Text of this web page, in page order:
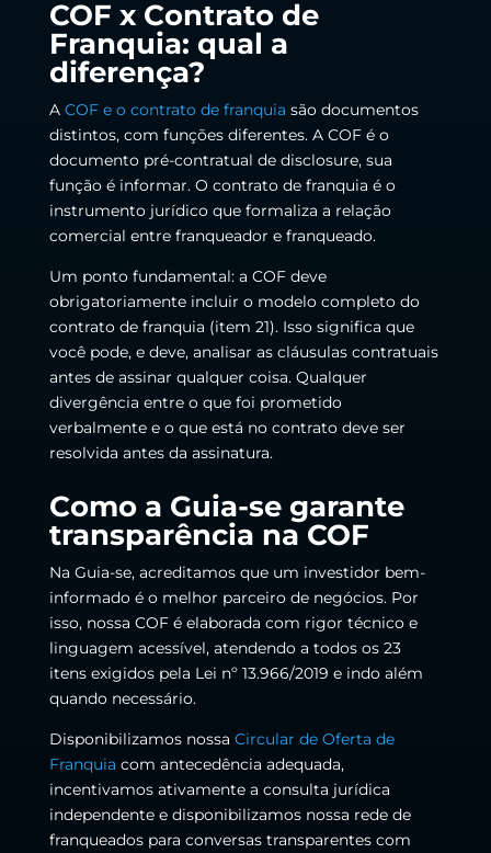
COF x Contrato de
Franquia: qual a
diferença?
A COF e o contrato de franquia são documentos
distintos, com funções diferentes. A COF é o
documento pré-contratual de disclosure, sua
função é informar. O contrato de franquia é o
instrumento jurídico que formaliza a relação
comercial entre franqueador e franqueado.
Um ponto fundamental: a COF deve
obrigatoriamente incluir o modelo completo do
contrato de franquia (item 21). Isso significa que
você pode, e deve, analisar as cláusulas contratuais
antes de assinar qualquer coisa. Qualquer
divergência entre o que foi prometido
verbalmente e o que está no contrato deve ser
resolvida antes da assinatura.
Como a Guia-se garante
transparência na COF
Na Guia-se, acreditamos que um investidor bem-
informado é o melhor parceiro de negócios. Por
isso, nossa COF é elaborada com rigor técnico e
linguagem acessível, atendendo a todos os 23
itens exigidos pela Lei nº 13.966/2019 e indo além
quando necessário.
Disponibilizamos nossa Circular de Oferta de
Franquia com antecedência adequada,
incentivamos ativamente a consulta jurídica
independente e disponibilizamos nossa rede de
franqueados para conversas transparentes com